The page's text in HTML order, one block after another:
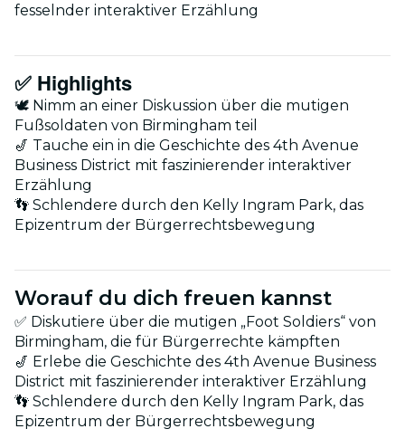
fesselnder interaktiver Erzählung
✅ Highlights
🕊 Nimm an einer Diskussion über die mutigen
Fußsoldaten von Birmingham teil
🎷 Tauche ein in die Geschichte des 4th Avenue
Business District mit faszinierender interaktiver
Erzählung
👣 Schlendere durch den Kelly Ingram Park, das
Epizentrum der Bürgerrechtsbewegung
Worauf du dich freuen kannst
✅ Diskutiere über die mutigen „Foot Soldiers“ von
Birmingham, die für Bürgerrechte kämpften
🎷 Erlebe die Geschichte des 4th Avenue Business
District mit faszinierender interaktiver Erzählung
👣 Schlendere durch den Kelly Ingram Park, das
Epizentrum der Bürgerrechtsbewegung